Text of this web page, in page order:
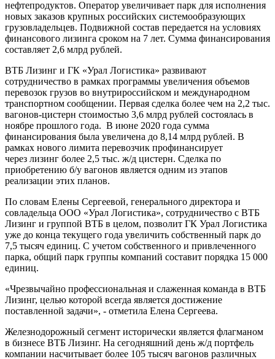
нефтепродуктов. Оператор увеличивает парк для исполнения
новых заказов крупных российских системообразующих
грузовладельцев. Подвижной состав передается на условиях
финансового лизинга сроком на 7 лет. Сумма финансирования
составляет 2,6 млрд рублей.
ВТБ Лизинг и ГК «Урал Логистика» развивают
сотрудничество в рамках программы увеличения объемов
перевозок грузов во внутрироссийском и международном
транспортном сообщении. Первая сделка более чем на 2,2 тыс.
вагонов-цистерн стоимостью 3,6 млрд рублей состоялась в
ноябре прошлого года. В июне 2020 года сумма
финансирования была увеличена до 8,14 млрд рублей. В
рамках нового лимита перевозчик профинансирует
через лизинг более 2,5 тыс. ж/д цистерн. Сделка по
приобретению б/у вагонов является одним из этапов
реализации этих планов.
По словам Елены Сергеевой, генерального директора и
совладельца ООО «Урал Логистика», сотрудничество с ВТБ
Лизинг и группой ВТБ в целом, позволит ГК Урал Логистика
уже до конца текущего года увеличить собственный парк до
7,5 тысяч единиц. С учетом собственного и привлеченного
парка, общий парк группы компаний составит порядка 15 000
единиц.
«Чрезвычайно профессиональная и слаженная команда в ВТБ
Лизинг, целью которой всегда является достижение
поставленной задачи», - отметила Елена Сергеева.
Железнодорожный сегмент исторически является флагманом
в бизнесе ВТБ Лизинг. На сегодняшний день ж/д портфель
компании насчитывает более 105 тысяч вагонов различных